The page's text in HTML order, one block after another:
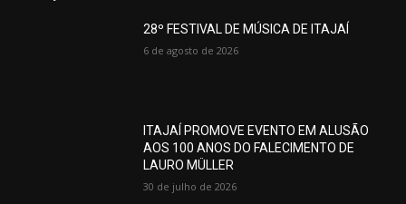
28º FESTIVAL DE MÚSICA DE ITAJAÍ
6 de agosto de 2026
ITAJAÍ PROMOVE EVENTO EM ALUSÃO
AOS 100 ANOS DO FALECIMENTO DE
LAURO MÜLLER
30 de julho de 2026